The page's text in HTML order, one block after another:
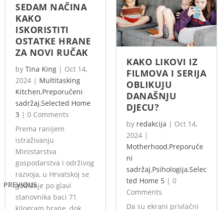
PREVIOUS
SEDAM NAČINA
KAKO
ISKORISTITI
OSTATKE HRANE
ZA NOVI RUČAK
by Tina King | Oct 14,
2024 | Multitasking
Kitchen,Preporučeni
sadržaj,Selected Home
3 | 0 Comments
Prema ranijem
istraživanju
Ministarstva
gospodarstva i održivog
razvoja, u Hrvatskoj se
godišnje po glavi
stanovnika baci 71
kilogram hrane, dok
KAKO LIKOVI IZ
FILMOVA I SERIJA
OBLIKUJU
DANAŠNJU
DJECU?
by redakcija | Oct 14,
2024 |
Motherhood,Preporuče
ni
sadržaj,Psihologija,Selec
ted Home 5 | 0
Comments
Da su ekrani privlačni